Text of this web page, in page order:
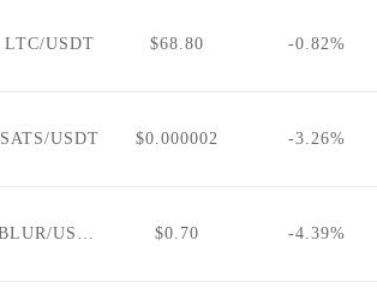
LTC/USDT $68.80 -0.82%
SATS/USDT $0.000002 -3.26%
BLUR/USDT $0.70 -4.39%